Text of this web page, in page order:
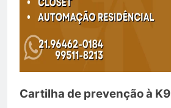
Cartilha de prevenção à K9